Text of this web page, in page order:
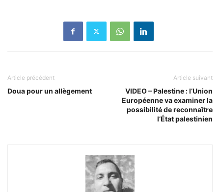
Article précédent
Doua pour un allègement
Article suivant
VIDEO – Palestine : l’Union
Européenne va examiner la
possibilité de reconnaître
l’État palestinien